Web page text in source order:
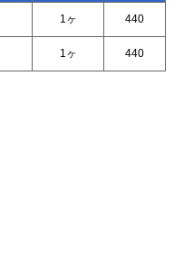
1ヶ 440
1ヶ 440